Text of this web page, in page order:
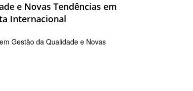
e Novas Tendências em
Internacional
Gestão da Qualidade e Novas